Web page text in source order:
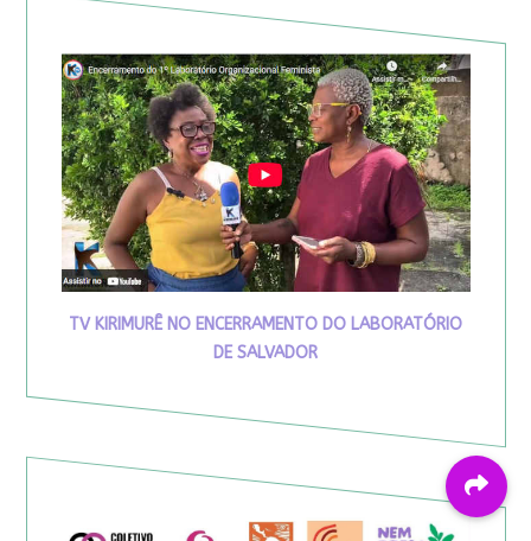
TV KIRIMURÊ NO ENCERRAMENTO DO LABORATÓRIO
DE SALVADOR